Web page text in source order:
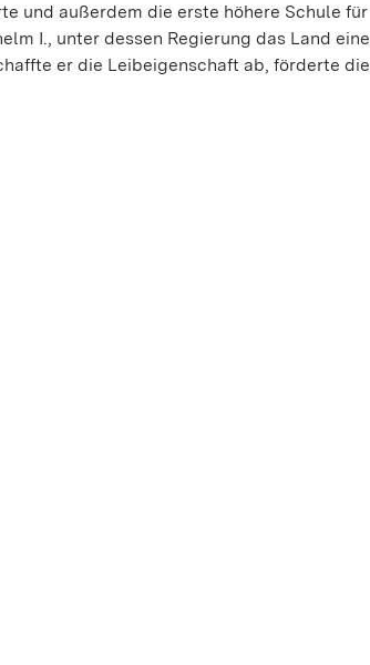
und außerdem die erste höhere Schule für
I., unter dessen Regierung das Land eine
er die Leibeigenschaft ab, förderte die